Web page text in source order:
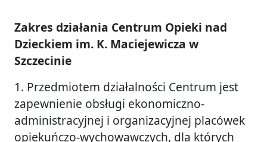
Zakres działania Centrum Opieki nad
Dzieckiem im. K. Maciejewicza w
Szczecinie
1. Przedmiotem działalności Centrum jest
zapewnienie obsługi ekonomiczno-
administracyjnej i organizacyjnej placówek
opiekuńczo-wychowawczych, dla których